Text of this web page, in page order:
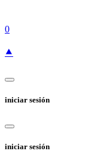
0
⯅
iniciar sesión
iniciar sesión